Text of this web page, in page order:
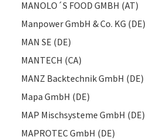
MANOLO´S FOOD GMBH (AT)
Manpower GmbH & Co. KG (DE)
MAN SE (DE)
MANTECH (CA)
MANZ Backtechnik GmbH (DE)
Mapa GmbH (DE)
MAP Mischsysteme GmbH (DE)
MAPROTEC GmbH (DE)